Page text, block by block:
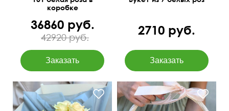
коробке
36860 руб.
42920 руб. 2710 руб.